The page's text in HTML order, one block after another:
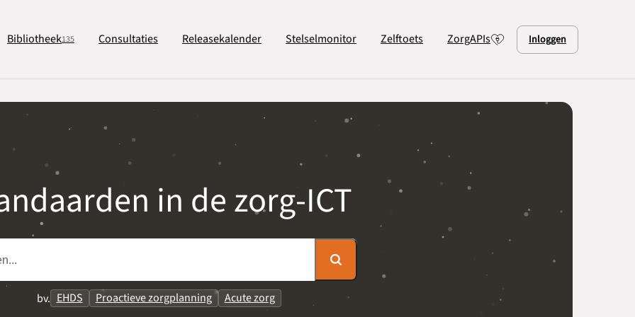
Bibliotheek135 Consultaties Releasekalender Stelselmonitor Zelftoets ZorgAPIs Inloggen
in de zorg-ICT
bv. EHDS Proactieve zorgplanning Acute zorg